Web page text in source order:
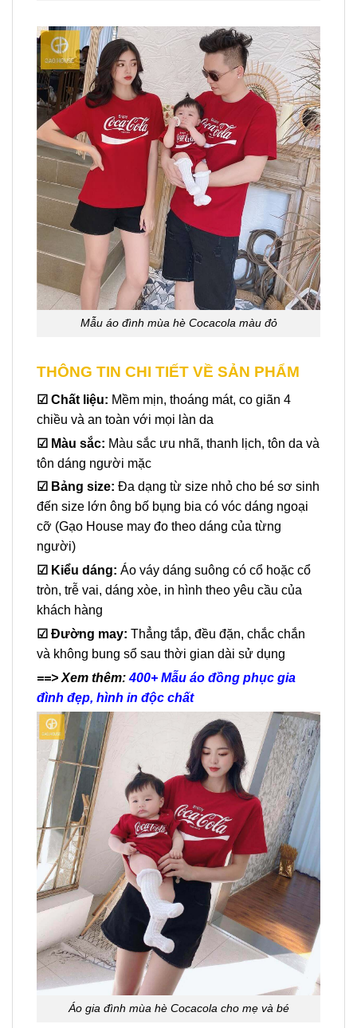
Mẫu áo đình mùa hè Cocacola màu đỏ
THÔNG TIN CHI TIẾT VỀ SẢN PHẨM
☑ Chất liệu: Mềm mịn, thoáng mát, co giãn 4
chiều và an toàn với mọi làn da
☑ Màu sắc: Màu sắc ưu nhã, thanh lịch, tôn da và
tôn dáng người mặc
☑ Bảng size: Đa dạng từ size nhỏ cho bé sơ sinh
đến size lớn ông bố bụng bia có vóc dáng ngoại
cỡ (Gạo House may đo theo dáng của từng
người)
☑ Kiểu dáng: Áo váy dáng suông có cổ hoặc cổ
tròn, trễ vai, dáng xòe, in hình theo yêu cầu của
khách hàng
☑ Đường may: Thẳng tắp, đều đặn, chắc chắn
và không bung sổ sau thời gian dài sử dụng
==> Xem thêm: 400+ Mẫu áo đồng phục gia
đình đẹp, hình in độc chất
Áo gia đình mùa hè Cocacola cho mẹ và bé